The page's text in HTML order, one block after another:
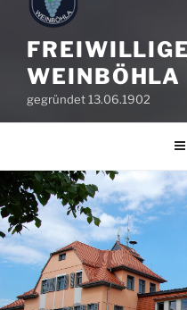
WEINBÖHLA
gegründet 13.06.1902